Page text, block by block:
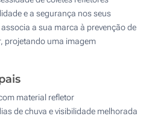
e a segurança nos seus
a sua marca à prevenção de
projetando uma imagem
material refletor
de chuva e visibilidade melhorada